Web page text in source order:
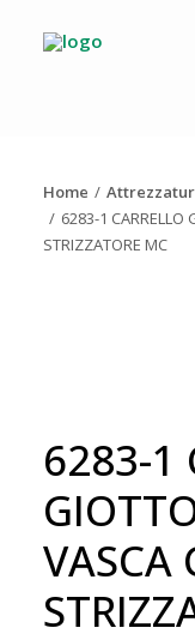
Home
6283-1 CARRELLO
STRIZZATORE MC
6283-1
VASCA